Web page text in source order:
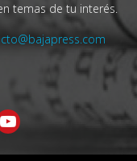
temas de tu interés.